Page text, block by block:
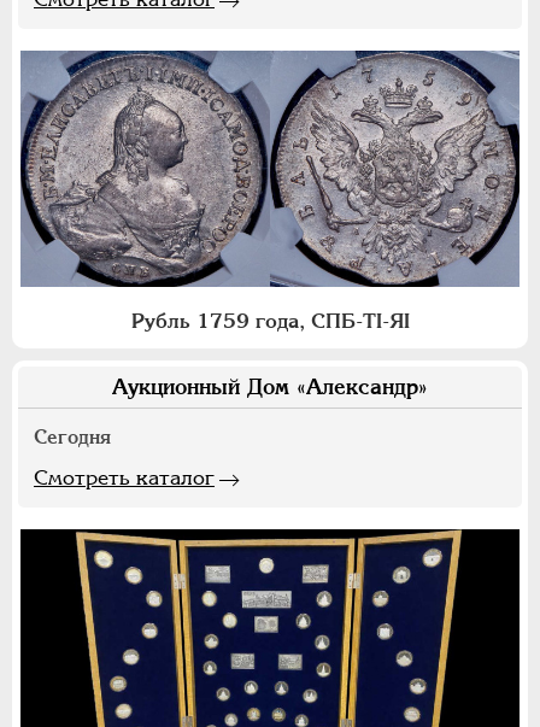
Рубль 1759 года, СПБ-ТI-ЯI
Аукционный Дом «Александр»
Сегодня
Смотреть каталог